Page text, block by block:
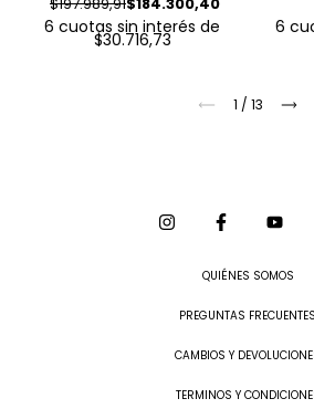
6 cuotas sin interés de
$30.716,73
6
1 / 13
QUIÉNES SOMOS
PREGUNTAS FRECUENTES
CAMBIOS Y
TERMINOS Y